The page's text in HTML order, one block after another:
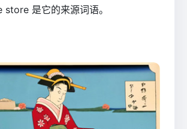
是它的来源词语。